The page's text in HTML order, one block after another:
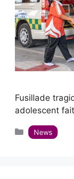
Fusillade
adolescent
Catégories
News